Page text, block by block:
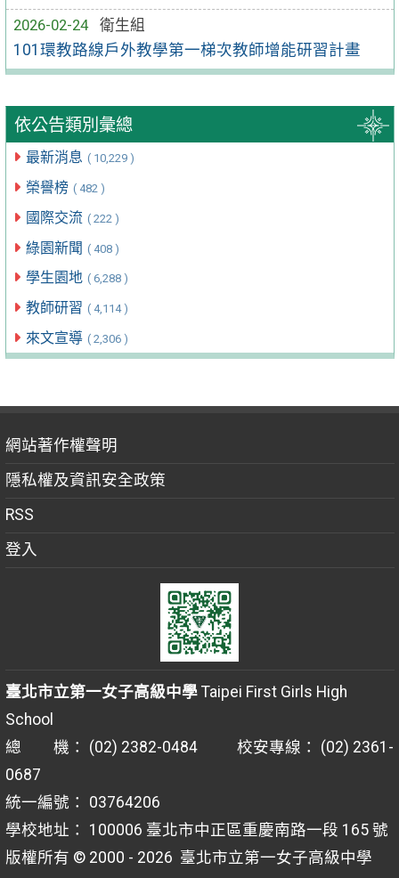
2026-02-24
衛生組
101環教路線戶外教學第一梯次教師增能研習計畫
依公告類別彙總
最新消息 ( 10,229 )
榮譽榜 ( 482 )
國際交流 ( 222 )
綠園新聞 ( 408 )
學生園地 ( 6,288 )
教師研習 ( 4,114 )
來文宣導 ( 2,306 )
網站著作權聲明
隱私權及資訊安全政策
RSS
登入
臺北市立第一女子高級中學Taipei First Girls High
School
總 機： (02) 2382-0484 校安專線： (02) 2361-
0687
統一編號： 03764206
學校地址： 100006 臺北市中正區重慶南路一段 165 號
版權所有 © 2000 - 2026 臺北市立第一女子高級中學